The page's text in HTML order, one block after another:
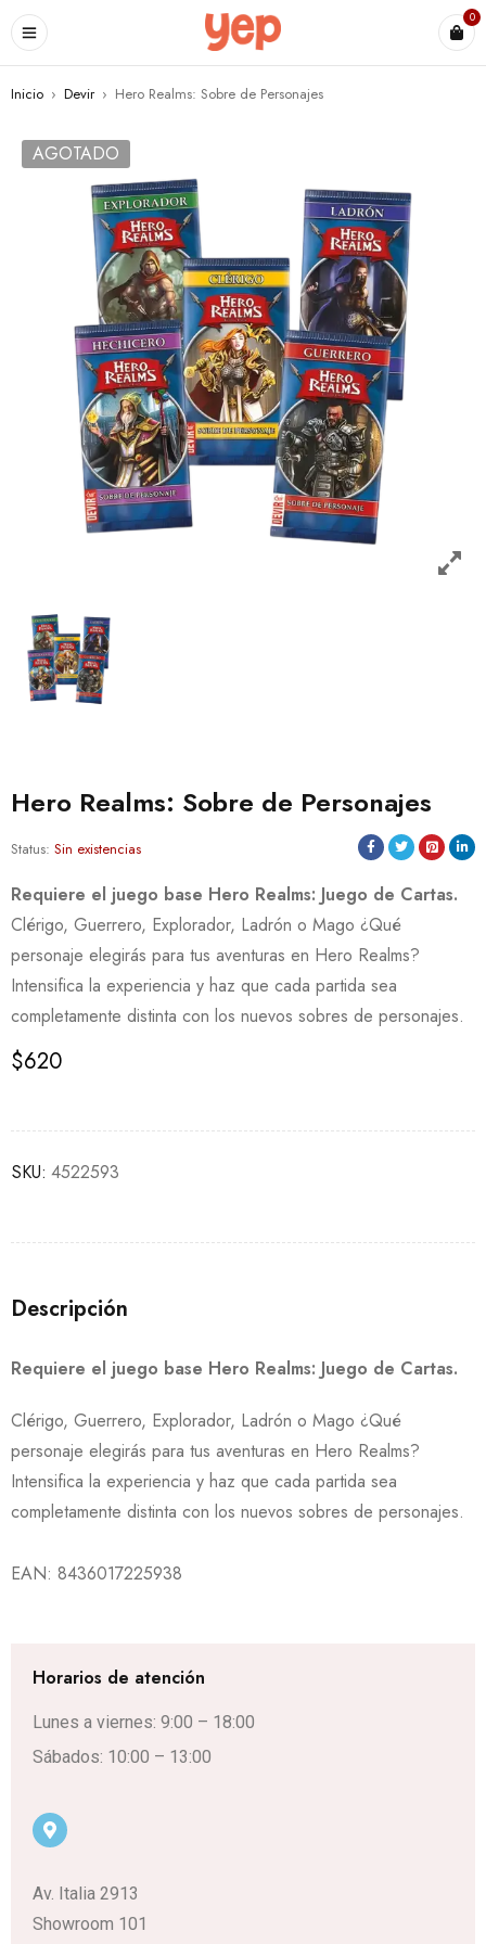
0
Inicio › Devir › Hero Realms: Sobre de Personajes
AGOTADO
Hero Realms: Sobre de Personajes
Status: Sin existencias
Requiere el juego base Hero Realms: Juego de Cartas.
Clérigo, Guerrero, Explorador, Ladrón o Mago ¿Qué
personaje elegirás para tus aventuras en Hero Realms?
Intensifica la experiencia y haz que cada partida sea
completamente distinta con los nuevos sobres de personajes.
$620
SKU: 4522593
Descripción
Requiere el juego base Hero Realms: Juego de Cartas.
Clérigo, Guerrero, Explorador, Ladrón o Mago ¿Qué
personaje elegirás para tus aventuras en Hero Realms?
Intensifica la experiencia y haz que cada partida sea
completamente distinta con los nuevos sobres de personajes.
EAN: 8436017225938
Horarios de atención
Lunes a viernes: 9:00 – 18:00
Sábados: 10:00 – 13:00
Av. Italia 2913
Showroom 101